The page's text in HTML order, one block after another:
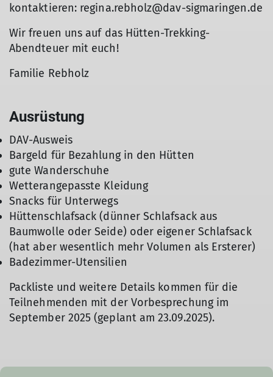
kontaktieren: regina.rebholz@dav-sigmaringen.de
Wir freuen uns auf das Hütten-Trekking-
Abendteuer mit euch!
Familie Rebholz
Ausrüstung
DAV-Ausweis
Bargeld für Bezahlung in den Hütten
gute Wanderschuhe
Wetterangepasste Kleidung
Snacks für Unterwegs
Hüttenschlafsack (dünner Schlafsack aus
Baumwolle oder Seide) oder eigener Schlafsack
(hat aber wesentlich mehr Volumen als Ersterer)
Badezimmer-Utensilien
Packliste und weitere Details kommen für die
Teilnehmenden mit der Vorbesprechung im
September 2025 (geplant am 23.09.2025).